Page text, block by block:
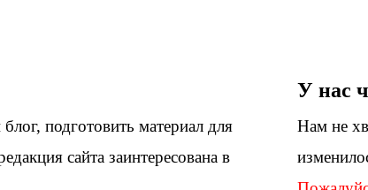
подготовить материал для
сайта заинтересована в
У нас
Нам не